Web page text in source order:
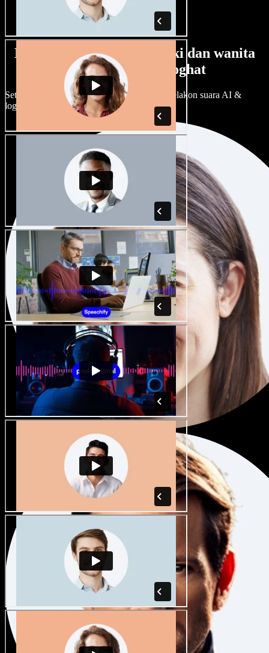
Banyak pilihan suara lelaki dan wanita
dengan pelbagai loghat
Setiap projek boleh jadi unik. Pilih ratusan pelakon suara AI &
loghat, laraskan ikut cita rasa anda.